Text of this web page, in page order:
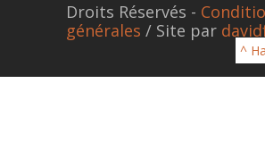
Droits Réservés -
générales / Site par
^